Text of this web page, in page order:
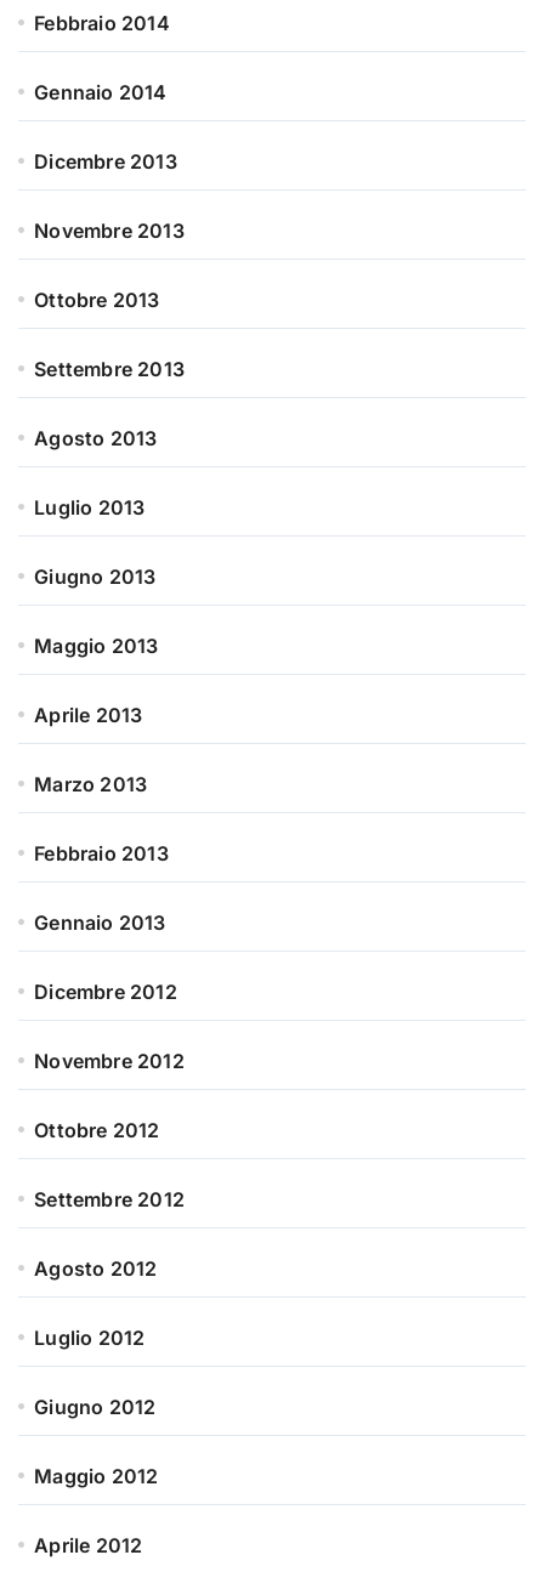
Febbraio 2014
Gennaio 2014
Dicembre 2013
Novembre 2013
Ottobre 2013
Settembre 2013
Agosto 2013
Luglio 2013
Giugno 2013
Maggio 2013
Aprile 2013
Marzo 2013
Febbraio 2013
Gennaio 2013
Dicembre 2012
Novembre 2012
Ottobre 2012
Settembre 2012
Agosto 2012
Luglio 2012
Giugno 2012
Maggio 2012
Aprile 2012